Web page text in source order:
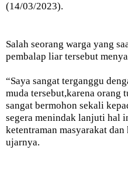
(14/03/2023).
Salah seorang warga yang
pembalap liar tersebut
“Saya sangat terganggu
muda tersebut,karena orang
sangat bermohon sekali
segera menindak lanjuti hal
ketentraman masyarakat
ujarnya.